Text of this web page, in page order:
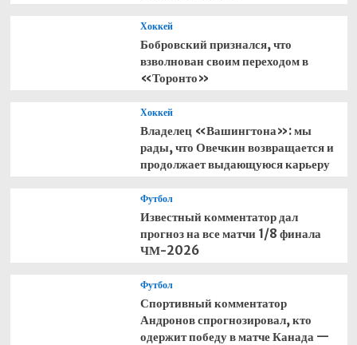
Хоккей
Бобровский признался, что
взволнован своим переходом в
«Торонто»
Хоккей
Владелец «Вашингтона»: мы
рады, что Овечкин возвращается и
продолжает выдающуюся карьеру
Футбол
Известный комментатор дал
прогноз на все матчи 1/8 финала
ЧМ-2026
Футбол
Спортивный комментатор
Андронов спрогнозировал, кто
одержит победу в матче Канада —